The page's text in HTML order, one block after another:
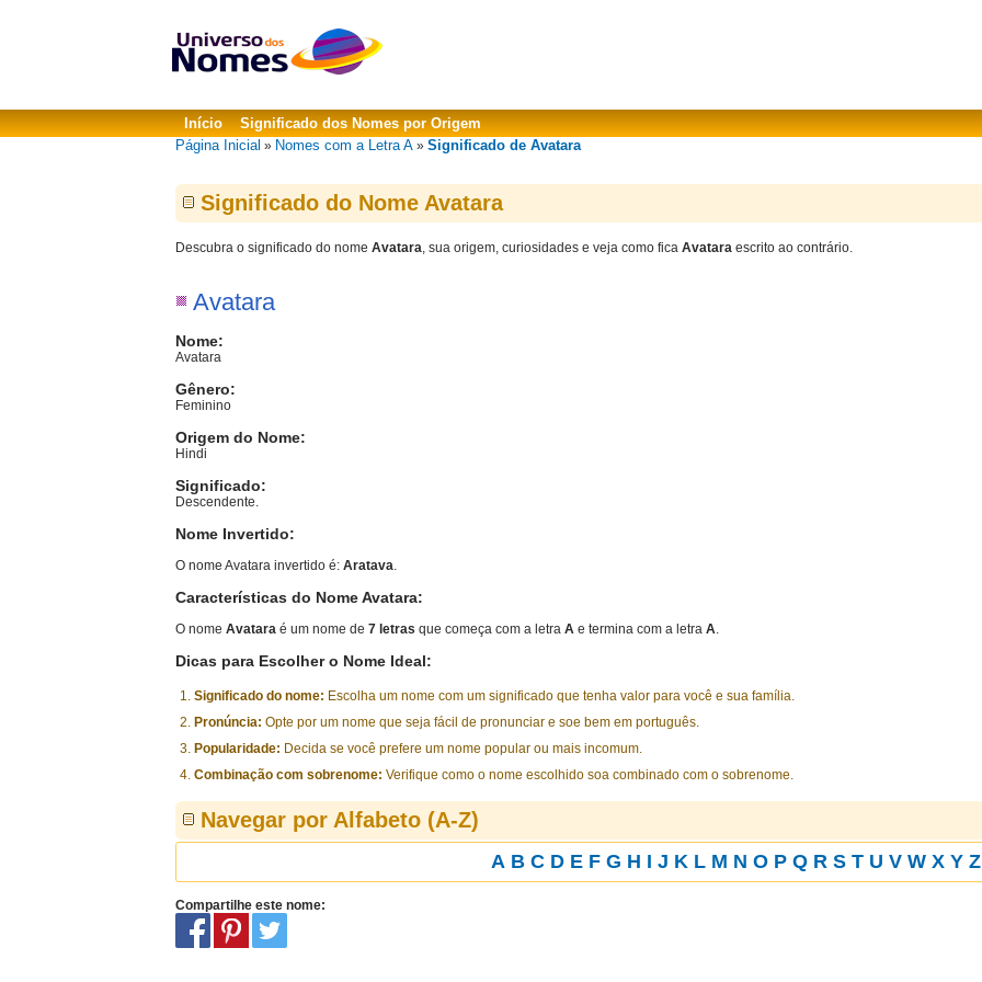
Início
Significado dos Nomes por Origem
Página Inicial » Nomes com a Letra A » Significado de Avatara
Significado do Nome Avatara
Descubra o significado do nome Avatara, sua origem, curiosidades e veja como fica Avatara escrito ao contrário.
Avatara
Nome:
Avatara
Gênero:
Feminino
Origem do Nome:
Hindi
Significado:
Descendente.
Nome Invertido:
O nome Avatara invertido é: Aratava.
Características do Nome Avatara:
O nome Avatara é um nome de 7 letras que começa com a letra A e termina com a letra A.
Dicas para Escolher o Nome Ideal:
Significado do nome: Escolha um nome com um significado que tenha valor para você e sua família.
Pronúncia: Opte por um nome que seja fácil de pronunciar e soe bem em português.
Popularidade: Decida se você prefere um nome popular ou mais incomum.
Combinação com sobrenome: Verifique como o nome escolhido soa combinado com o sobrenome.
Navegar por Alfabeto (A-Z)
A B C D E F G H I J K L M N O P Q R S T U V W X Y Z
Compartilhe este nome: